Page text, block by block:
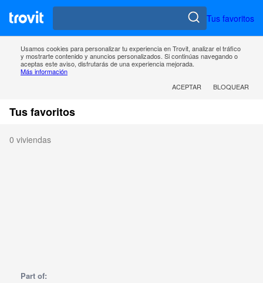
Tus favoritos
Usamos cookies para personalizar tu experiencia en Trovit, analizar el tráfico
y mostrarte contenido y anuncios personalizados. Si continúas navegando o
aceptas este aviso, disfrutarás de una experiencia mejorada.
Más información
ACEPTAR
BLOQUEAR
Tus favoritos
0 viviendas
Part of: